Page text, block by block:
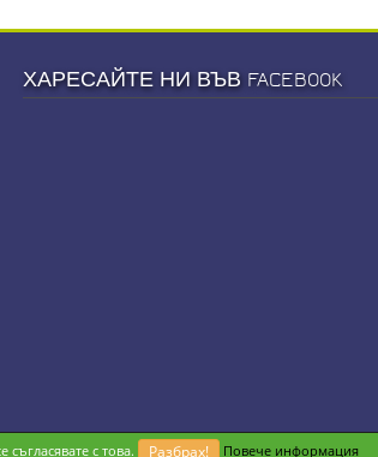
ХАРЕСАЙТЕ НИ ВЪВ FACEBOOK
с това. Разбрах! Повече информация